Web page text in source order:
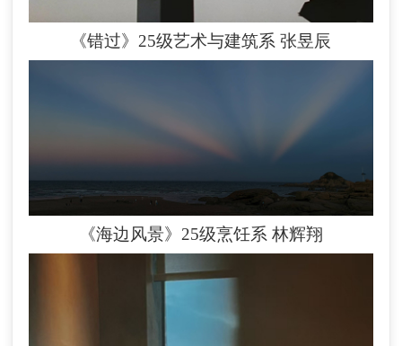
《错过》25级艺术与建筑系张昱辰
《海边风景》25级烹饪系 林辉翔